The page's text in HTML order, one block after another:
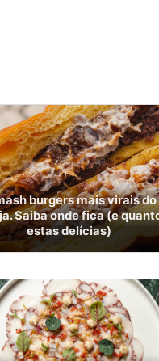
burgers mais virais
Saiba onde fica (e
estas delícias)